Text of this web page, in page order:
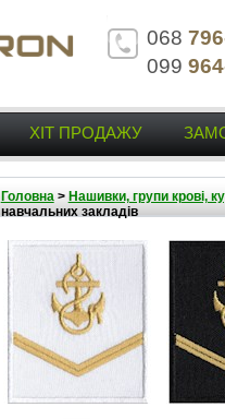
068
099
ХІТ ПРОДАЖУ
Головна> Нашивки, групи крові,
навчальних закладів